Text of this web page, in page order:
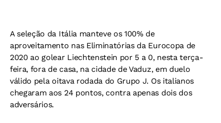
A seleção da Itália manteve os 100% de
aproveitamento nas Eliminatórias da Eurocopa de
2020 ao golear Liechtenstein por 5 a 0, nesta terça-
feira, fora de casa, na cidade de Vaduz, em duelo
válido pela oitava rodada do Grupo J. Os italianos
chegaram aos 24 pontos, contra apenas dois dos
adversários.